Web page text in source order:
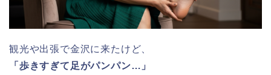
観光や出張で金沢に来たけど、
「歩きすぎて足がパンパン…」